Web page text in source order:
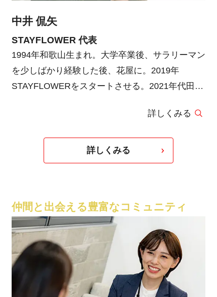
中井 侃矢
STAYFLOWER 代表
1994年和歌山生まれ。大学卒業後、サラリーマン
を少しばかり経験した後、花屋に。2019年
STAYFLOWERをスタートさせる。2021年代田橋
ン。STAYFLOWER “A lot of pleasure and a pinch
ユーモアを。をテーマに花々を中心とした表現活
動をおこなっている。
詳しくみる
詳しくみる
仲間と出会える豊富なコミュニティ